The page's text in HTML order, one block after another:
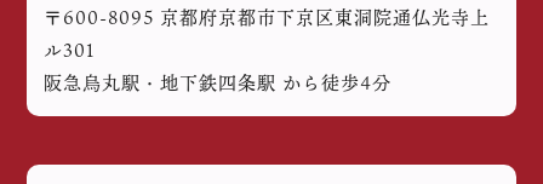
〒600-8095 京都府京都市下京区東洞院通仏光寺上
ル301
阪急烏丸駅・地下鉄四条駅 から徒歩4分